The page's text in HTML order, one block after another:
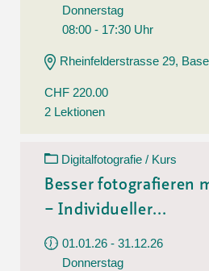
Donnerstag
08:00 - 17:30 Uhr
Rheinfelderstrasse 29,
CHF 220.00
2 Lektionen
Digitalfotografie / Kurs
Besser fotografieren
– Individueller...
01.01.26 - 31.12.26
Donnerstag